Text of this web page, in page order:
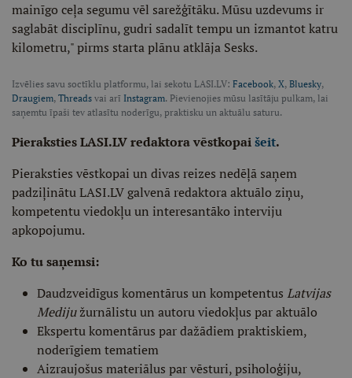
mainīgo ceļa segumu vēl sarežģītāku. Mūsu uzdevums ir
saglabāt disciplīnu, gudri sadalīt tempu un izmantot katru
kilometru," pirms starta plānu atklāja Sesks.
Izvēlies savu soctīklu platformu, lai sekotu LASI.LV: Facebook, X, Bluesky,
Draugiem, Threads vai arī Instagram. Pievienojies mūsu lasītāju pulkam, lai
saņemtu īpaši tev atlasītu noderīgu, praktisku un aktuālu saturu.
Pieraksties LASI.LV redaktora vēstkopaišeit.
Pieraksties vēstkopai un divas reizes nedēļā saņem
padziļinātu LASI.LV galvenā redaktora aktuālo ziņu,
kompetentu viedokļu un interesantāko interviju
apkopojumu.
Ko tu saņemsi:
Daudzveidīgus komentārus un kompetentus Latvijas
Medijužurnālistu un autoru viedokļus par aktuālo
Ekspertu komentārus par dažādiem praktiskiem,
noderīgiem tematiem
Aizraujošus materiālus par vēsturi, psiholoģiju,